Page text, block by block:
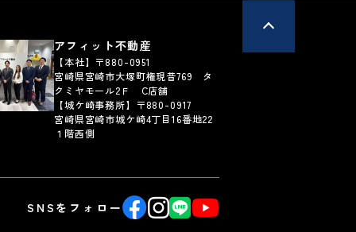
種の申込み
接あるいは
ールアドレ
の目的に利
アフィット不動産
【本社】〒880-0951
宮崎県宮崎市大塚町権現昔769 タ
クミヤモール2Ｆ C店舗
【城ケ崎事務所】〒880-0917
宮崎県宮崎市城ケ崎4丁目16番地22
１階西側
SNSをフォロー